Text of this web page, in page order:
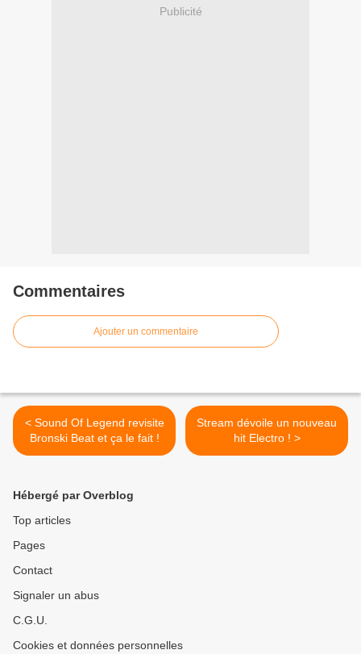
Publicité
Commentaires
Ajouter un commentaire
< Sound Of Legend revisite
Bronski Beat et ça le fait !
Stream dévoile un nouveau
hit Electro ! >
Hébergé par Overblog
Top articles
Pages
Contact
Signaler un abus
C.G.U.
Cookies et données personnelles